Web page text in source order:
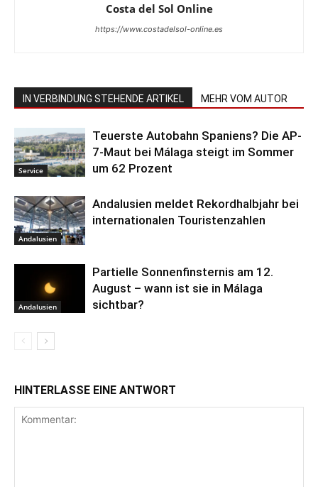
Costa del Sol Online
https://www.costadelsol-online.es
IN VERBINDUNG STEHENDE ARTIKEL MEHR VOM AUTOR
Service
Teuerste Autobahn Spaniens? Die AP-
7-Maut bei Málaga steigt im Sommer
um 62 Prozent
Andalusien
Andalusien meldet Rekordhalbjahr bei
internationalen Touristenzahlen
Andalusien
Partielle Sonnenfinsternis am 12.
August – wann ist sie in Málaga
sichtbar?
HINTERLASSE EINE ANTWORT